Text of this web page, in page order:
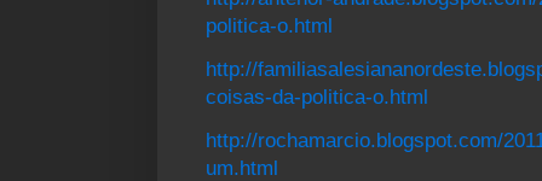
politica-o.html
http://
coisas-da-politica-o.html
http://rochamarcio.blogspot.com/
um.html